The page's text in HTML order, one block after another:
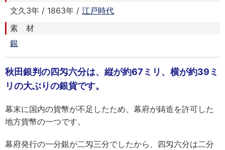
文久3年 / 1863年 / 江戸時代
素 材
銀
秋田銀判の四匁六分は、縦が約67ミリ、横が約39ミ
リの大ぶりの銀貨です。
幕末に国内の貨幣が不足したため、幕府が鋳造を許可した
地方貨幣の一つです。
幕府発行の一分銀が二匁三分でしたから、四匁六分は二分